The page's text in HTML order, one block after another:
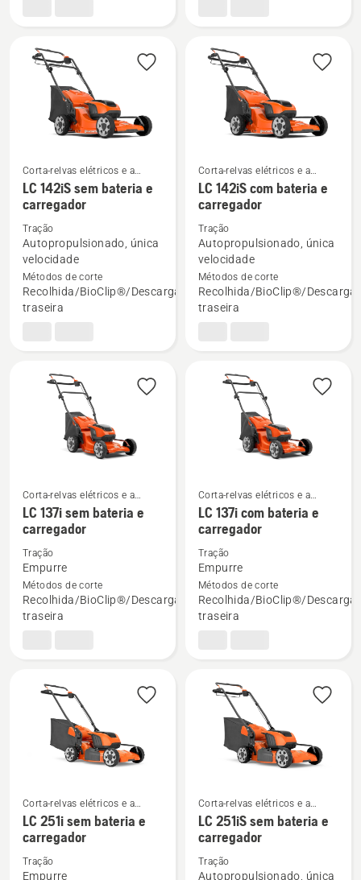
bateria
carregador
Ver
mais
detalhes
sobre
LC 142iS
sem
Corta-relvas elétricos e a
bateria
LC 142iS sem bateria e
carregador
Tração
Autopropulsionado, única
velocidade
Métodos de corte
Recolhida/BioClip®/Descarga
traseira
Ver
mais
detalhes
sobre
LC 142iS
com
Corta-relvas elétricos e a
bateria
LC 142iS com bateria e
carregador
Tração
Autopropulsionado, única
velocidade
Métodos de corte
Recolhida/BioClip®/Descarga
traseira
Ver
mais
detalhes
sobre
LC 137i
sem
Corta-relvas elétricos e a
bateria
LC 137i sem bateria e
carregador
Tração
Empurre
Métodos de corte
Recolhida/BioClip®/Descarga
traseira
Ver
mais
detalhes
sobre
LC 137i
com
Corta-relvas elétricos e a
bateria
LC 137i com bateria e
carregador
Tração
Empurre
Métodos de corte
Recolhida/BioClip®/Descarga
traseira
Ver
mais
detalhes
Corta-relvas elétricos e a
bateria
LC 251i sem bateria e
carregador
Tração
Empurre
Ver
mais
detalhes
Corta-relvas elétricos e a
bateria
LC 251iS sem bateria e
carregador
Tração
Autopropulsionado, única